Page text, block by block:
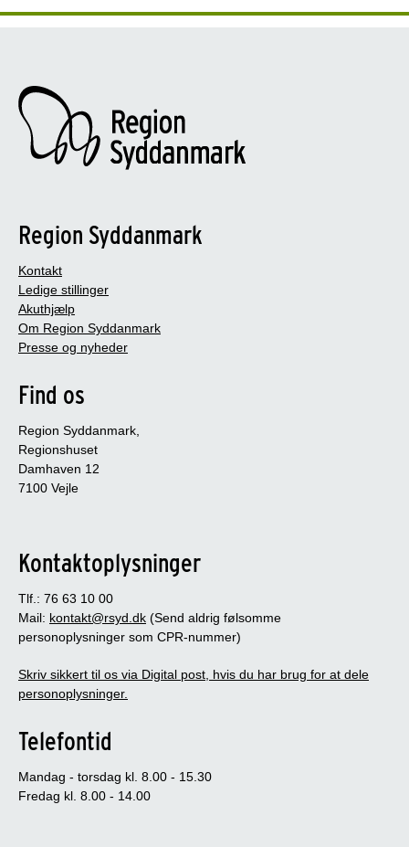
Region Syddanmark
Kontakt
Ledige stillinger
Akuthjælp
Om Region Syddanmark
Presse og nyheder
Find os
Region Syddanmark,
Regionshuset
Damhaven 12
7100 Vejle
Kontaktoplysninger
Tlf.: 76 63 10 00
Mail: kontakt@rsyd.dk (Send aldrig følsomme
personoplysninger som CPR-nummer)
Skriv sikkert til os via Digital post, hvis du har brug for at dele
personoplysninger.
Telefontid
Mandag - torsdag kl. 8.00 - 15.30
Fredag kl. 8.00 - 14.00